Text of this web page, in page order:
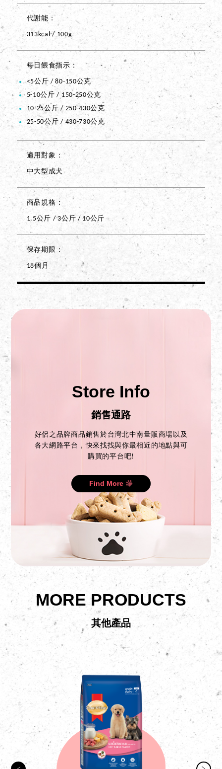
代謝能
313kcal / 100g
每日餵食指示
<5公斤 / 80-150公克
5-10公斤 / 150-250公克
10-25公斤 / 250-430公克
25-50公斤 / 430-730公克
適用對象
中大型成犬
商品規格
1.5公斤 / 3公斤 / 10公斤
保存期限
18個月
Store Info
銷售通路
好侶之品牌商品銷售於台灣北中南量販商場以及
各大網路平台，快來找找與你最相近的地點與可
購買的平台吧!
Find More
MORE PRODUCTS
其他產品